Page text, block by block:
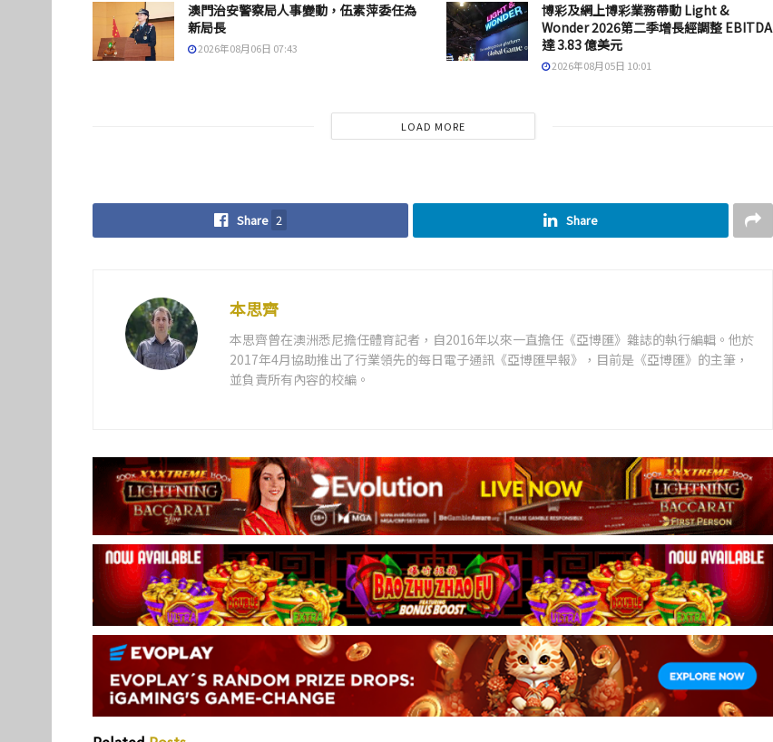
澳門治安警察局人事變動，伍素萍委任為
新局長
2026年08月06日 07:43
博彩及網上博彩業務帶動 Light &
Wonder 2026第二季增長經調整 EBITDA
達 3.83 億美元
2026年08月05日 10:01
LOAD MORE
Share 2 Share
本思齊
本思齊曾在澳洲悉尼擔任體育記者，自2016年以來一直擔任《亞博匯》雜誌的執行編輯。他於
2017年4月協助推出了行業領先的每日電子通訊《亞博匯早報》，目前是《亞博匯》的主筆，
並負責所有內容的校編。